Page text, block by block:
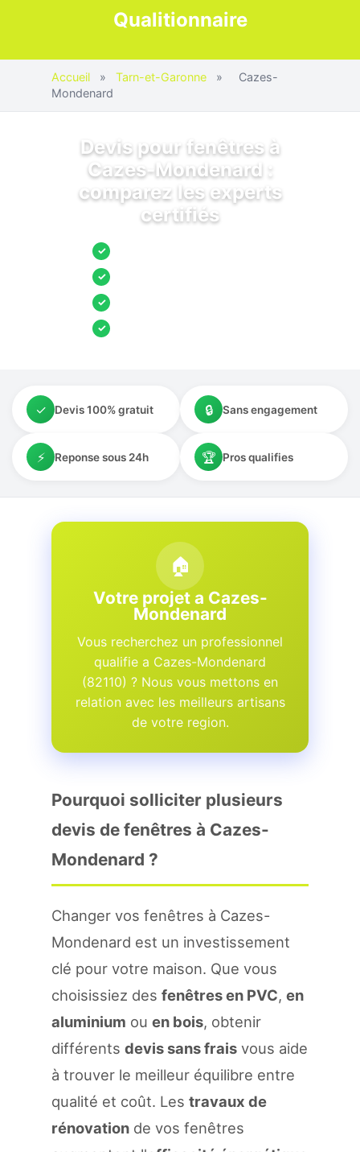
Qualitionnaire
Accueil » Tarn-et-Garonne »
Cazes-
Mondenard
Devis pour fenêtres à
Cazes-Mondenard :
comparez les experts
certifiés
✓
✓
✓
✓
✓ Devis 100% gratuit 🔒 Sans engagement
⚡ Reponse sous 24h 🏆 Pros qualifies
🏠
Votre projet a Cazes-
Mondenard
Vous recherchez un professionnel
qualifie a Cazes-Mondenard
(82110) ? Nous vous mettons en
relation avec les meilleurs artisans
de votre region.
Pourquoi solliciter plusieurs
devis de fenêtres à Cazes-
Mondenard ?
Changer vos fenêtres à Cazes-
Mondenard est un investissement
clé pour votre maison. Que vous
choisissiez des fenêtres en PVC, en
aluminium ou en bois, obtenir
différents devis sans frais vous aide
à trouver le meilleur équilibre entre
qualité et coût. Les travaux de
rénovation de vos fenêtres